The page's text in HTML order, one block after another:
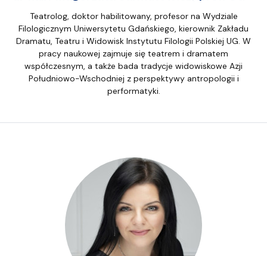
Teatrolog, doktor habilitowany, profesor na Wydziale
Filologicznym Uniwersytetu Gdańskiego, kierownik Zakładu
Dramatu, Teatru i Widowisk Instytutu Filologii Polskiej UG. W
pracy naukowej zajmuje się teatrem i dramatem
współczesnym, a także bada tradycje widowiskowe Azji
Południowo-Wschodniej z perspektywy antropologii i
performatyki.